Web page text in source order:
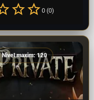
0 (0)
Nivel maxim: 120